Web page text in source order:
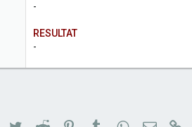
-
RESULTAT
-